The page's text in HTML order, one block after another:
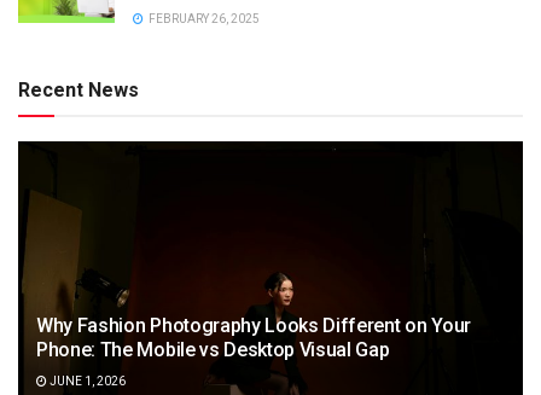
FEBRUARY 26, 2025
Recent News
Why Fashion Photography Looks Different on Your
Phone: The Mobile vs Desktop Visual Gap
JUNE 1, 2026